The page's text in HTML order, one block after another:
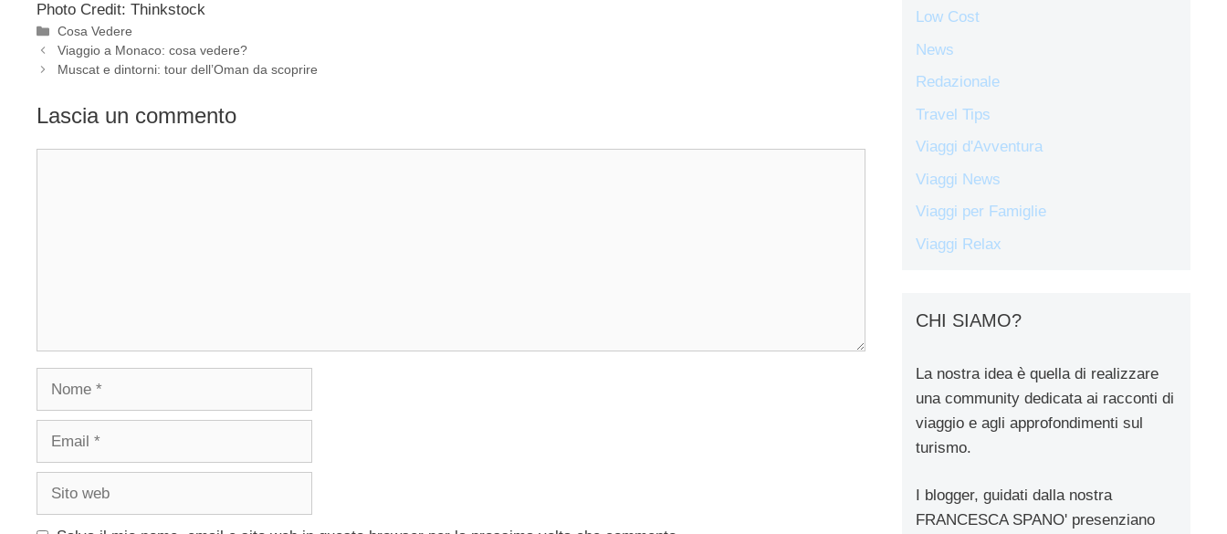
Photo Credit: Thinkstock
Categorie
Cosa Vedere
Viaggio a Monaco: cosa vedere?
Muscat e dintorni: tour dell’Oman da scoprire
Lascia un commento
Nome
Email
Sito
Low Cost
News
Redazionale
Travel Tips
Viaggi d'Avventura
Viaggi News
Viaggi per Famiglie
Viaggi Relax
CHI SIAMO?
La nostra idea è quella di realizzare
una community dedicata ai racconti di
viaggio e agli approfondimenti sul
turismo.
I blogger, guidati dalla nostra
FRANCESCA SPANO' presenziano